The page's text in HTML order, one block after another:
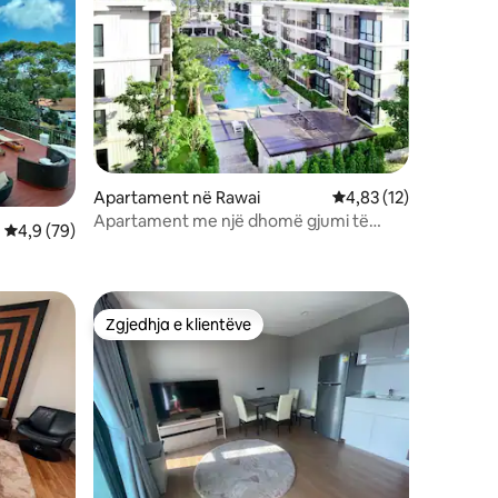
Vlerësimi mesatar 4,9 nga 5, 79 vlerësime
4,9 (79)
Apartament në Rawai Vlerësimi mesatar
4,83 (12)
Apartament me një dhomë gjumi të
Zgjedhja e klientëve
Zgjedhja e klientëve